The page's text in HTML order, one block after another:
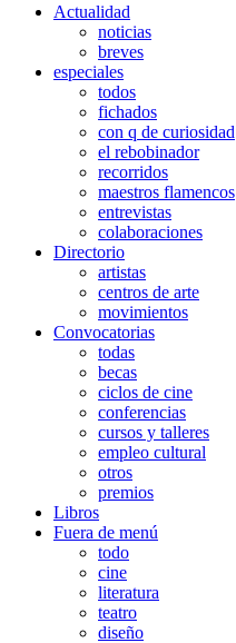
Actualidad
noticias
breves
especiales
todos
fichados
con q de curiosidad
el rebobinador
recorridos
maestros flamencos
entrevistas
colaboraciones
Directorio
artistas
centros de arte
movimientos
Convocatorias
todas
becas
ciclos de cine
conferencias
cursos y talleres
empleo cultural
otros
premios
Libros
Fuera de menú
todo
cine
literatura
teatro
diseño